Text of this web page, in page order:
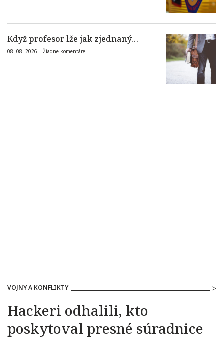
Když profesor lže jak zjednaný…
08. 08. 2026 | Žiadne komentáre
VOJNY A KONFLIKTY
Hackeri odhalili, kto
poskytoval presné súradnice